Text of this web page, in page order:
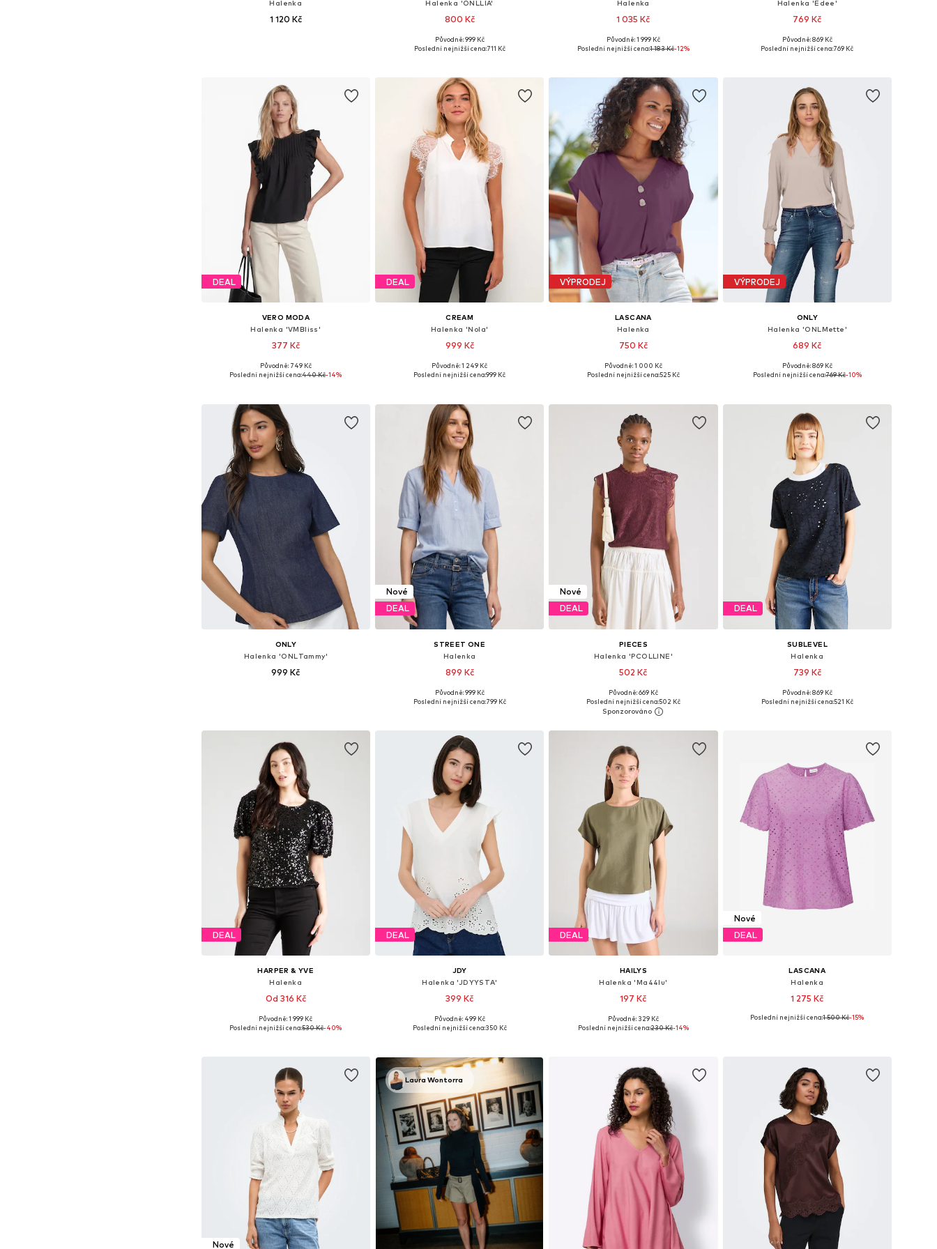
Halenka
1 120 Kč
Halenka 'ONLLIA'
800 Kč
Dostupné velikosti: XS, S, M, L, XL
Původně: 999 Kč
Poslední nejnižší cena:711 Kč
Halenka
1 035 Kč
Dostupné velikosti: XS, S, M, L, XL
Původně: 1 999 Kč
Poslední nejnižší cena:1 183 Kč-12%
Halenka 'Edee'
769 Kč
+1
Dostupné velikosti: XS, S, M, L, XL, XXL
Původně: 869 Kč
Poslední nejnižší cena:769 Kč
DEAL
VERO MODA
Halenka 'VMBliss'
377 Kč
+1
Dostupné velikosti: XS, S, M, L
Původně: 749 Kč
Poslední nejnižší cena:440 Kč-14%
DEAL
CREAM
Halenka 'Nola'
999 Kč
+ 4
Dostupné v mnoha velikostech
Původně: 1 249 Kč
Poslední nejnižší cena:999 Kč
VÝPRODEJ
LASCANA
Halenka
750 Kč
+ 5
Dostupné velikosti: XS, S, M, L, XL, XXL
Původně: 1 000 Kč
Poslední nejnižší cena:525 Kč
VÝPRODEJ
ONLY
Halenka 'ONLMette'
689 Kč
+ 19
Dostupné velikosti: XS, S, M, L, XL
Původně: 869 Kč
Poslední nejnižší cena:769 Kč-10%
ONLY
Halenka 'ONLTammy'
999 Kč
Nové
DEAL
STREET ONE
Halenka
899 Kč
Dostupné velikosti: XS, S, M, L
Původně: 999 Kč
Poslední nejnižší cena:799 Kč
Nové
DEAL
PIECES
Halenka 'PCOLLINE'
502 Kč
+3
Dostupné velikosti: XS, S, M, L, XL, XXL
Přidat do košíku
Původně: 669 Kč
Poslední nejnižší cena:502 Kč
DEAL
SUBLEVEL
Halenka
739 Kč
Dostupné velikosti: S-M, M-L, L-XL
Původně: 869 Kč
Poslední nejnižší cena:521 Kč
DEAL
HARPER & YVE
Halenka
Od 316 Kč
Dostupné velikosti: S, M, L
Původně: 1 999 Kč
Poslední nejnižší cena:530 Kč-40%
DEAL
JDY
Halenka 'JDYYSTA'
399 Kč
Dostupné velikosti: XS, S, M, XL
Původně: 499 Kč
Poslední nejnižší cena:350 Kč
DEAL
HAILYS
Halenka 'Ma44lu'
197 Kč
Dostupné velikosti: M, L, XL, XXL
Původně: 329 Kč
Poslední nejnižší cena:230 Kč-14%
Nové
DEAL
LASCANA
Halenka
1 275 Kč
Dostupné v mnoha velikostech
Poslední nejnižší cena:1 500 Kč-15%
Nové
Laura Wontorra